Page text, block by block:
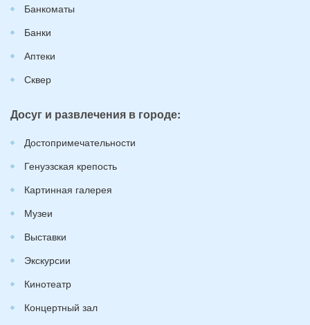
Банкоматы
Банки
Аптеки
Сквер
Досуг и развлечения в городе:
Достопримечательности
Генуэзская крепость
Картинная галерея
Музеи
Выставки
Экскурсии
Кинотеатр
Концертный зал